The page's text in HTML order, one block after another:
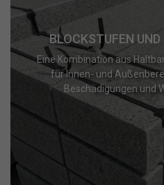
BLOCKSTUFEN
Eine Kombination aus
für Innen- und
Beschädigungen und